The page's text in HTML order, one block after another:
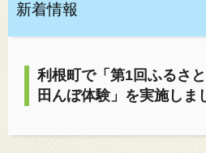
新着情報
利根町で「第1回ふるさ
田んぼ体験」を実施しま